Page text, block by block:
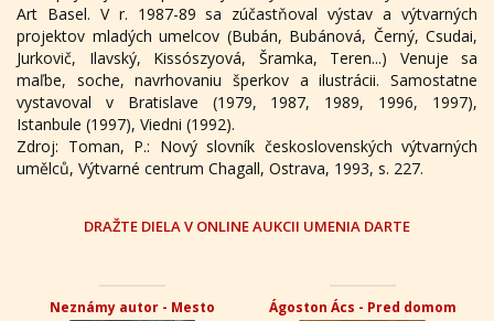
Art Basel. V r. 1987-89 sa zúčastňoval výstav a výtvarných
projektov mladých umelcov (Bubán, Bubánová, Černý, Csudai,
Jurkovič, Ilavský, Kissószyová, Šramka, Teren...) Venuje sa
maľbe, soche, navrhovaniu šperkov a ilustrácii. Samostatne
vystavoval v Bratislave (1979, 1987, 1989, 1996, 1997),
Istanbule (1997), Viedni (1992).
Zdroj: Toman, P.: Nový slovník československých výtvarných
umělců, Výtvarné centrum Chagall, Ostrava, 1993, s. 227.
DRAŽTE DIELA V ONLINE AUKCII UMENIA DARTE
Neznámy autor - Mesto Ágoston Ács - Pred domom